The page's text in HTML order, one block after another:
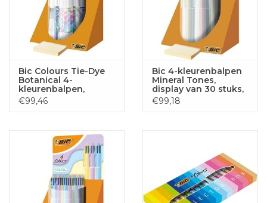
Bic Colours Tie-Dye
Botanical 4-
kleurenbalpen,
medium, klassieke
inktkleuren, display
€99,46
Bic 4-kleurenbalpen
Mineral Tones,
display van 30 stuks,
assorti
€99,18